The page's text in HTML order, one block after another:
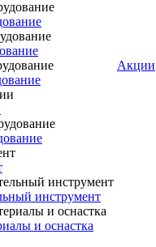
инструмент
и оснастка
Акции